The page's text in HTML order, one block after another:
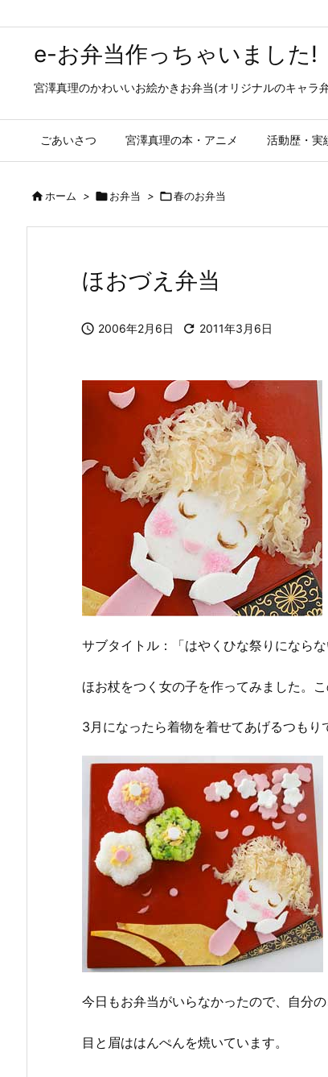
e-お弁当作っちゃいました!
宮澤真理のかわいいお絵かきお弁当(オリジナルのキャラ
ごあいさつ 宮澤真理の本・アニメ 活動歴・実
ホーム > お弁当 > 春のお弁当
ほおづえ弁当
 2006年2月6日  2011年3月6日
サブタイトル：「はやくひな祭りにならな
ほお杖をつく女の子を作ってみました。
3月になったら着物を着せてあげるつも
今日もお弁当がいらなかったので、自分
目と眉ははんぺんを焼いています。